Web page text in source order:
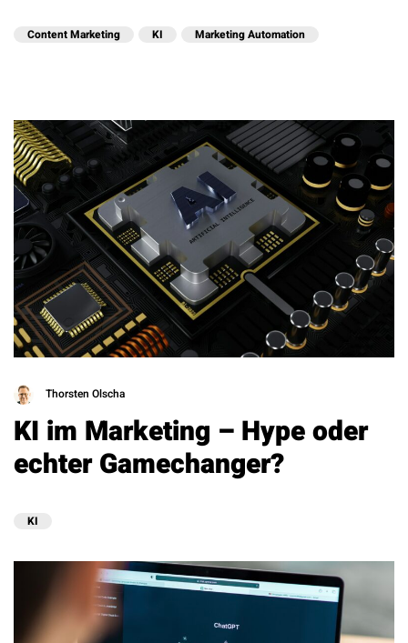
Content Marketing KI Marketing Automation
Thorsten Olscha
KI im Marketing – Hype oder
echter Gamechanger?
KI